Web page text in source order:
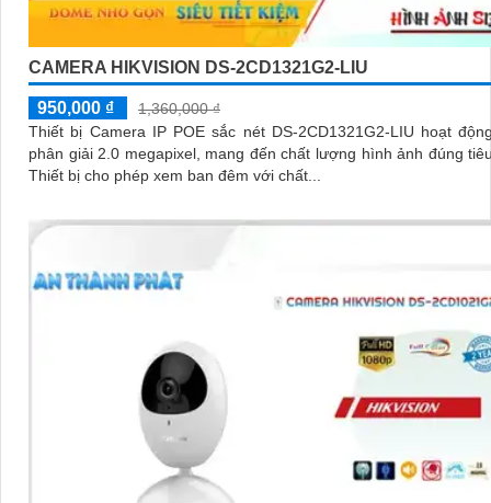
CAMERA HIKVISION DS-2CD1321G2-LIU
950,000 ₫
1,360,000 ₫
Thiết bị Camera IP POE sắc nét DS-2CD1321G2-LIU hoạt
phân giải 2.0 megapixel, mang đến chất lượng hình ảnh đúng
Thiết bị cho phép xem ban đêm với chất...